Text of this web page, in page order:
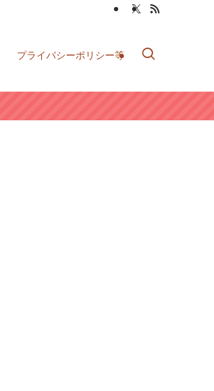
プライバシーポリシー等